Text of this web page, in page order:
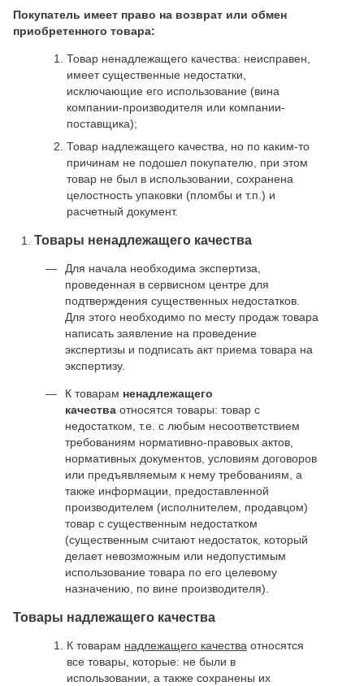
Покупатель имеет право на возврат или обмен
приобретенного товара:
Товар ненадлежащего качества: неисправен,
имеет существенные недостатки,
исключающие его использование (вина
компании-производителя или компании-
поставщика);
Товар надлежащего качества, но по каким-то
причинам не подошел покупателю, при этом
товар не был в использовании, сохранена
целостность упаковки (пломбы и т.п.) и
расчетный документ.
Товары ненадлежащего качества
Для начала необходима экспертиза,
проведенная в сервисном центре для
подтверждения существенных недостатков.
Для этого необходимо по месту продаж товара
написать заявление на проведение
экспертизы и подписать акт приема товара на
экспертизу.
К товарам ненадлежащего
качества относятся товары: товар с
недостатком, т.е. с любым несоответствием
требованиям нормативно-правовых актов,
нормативных документов, условиям договоров
или предъявляемым к нему требованиям, а
также информации, предоставленной
производителем (исполнителем, продавцом)
товар с существенным недостатком
(существенным считают недостаток, который
делает невозможным или недопустимым
использование товара по его целевому
назначению, по вине производителя).
Товары надлежащего качества
К товарам надлежащего качества относятся
все товары, которые: не были в
использовании, а также сохранены их